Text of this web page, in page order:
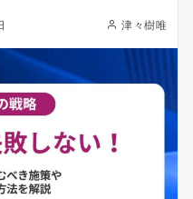
津々樹唯